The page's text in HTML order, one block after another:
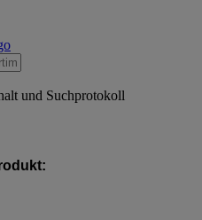
und Suchprotokoll